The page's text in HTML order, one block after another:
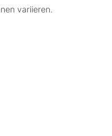
variieren.